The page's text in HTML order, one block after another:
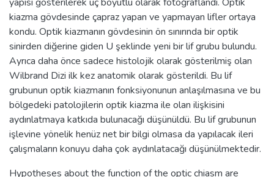
kiazma gövdesinde çapraz yapan ve yapmayan lifler ortaya
kondu. Optik kiazmanın gövdesinin ön sınırında bir optik
sinirden diğerine giden U şeklinde yeni bir lif grubu bulundu.
Ayrıca daha önce sadece histolojik olarak gösterilmiş olan
Wilbrand Dizi ilk kez anatomik olarak gösterildi. Bu lif
grubunun optik kiazmanın fonksiyonunun anlaşılmasına ve bu
bölgedeki patolojilerin optik kiazma ile olan ilişkisini
aydınlatmaya katkıda bulunacağı düşünüldü. Bu lif grubunun
işlevine yönelik henüz net bir bilgi olmasa da yapılacak ileri
çalışmaların konuyu daha çok aydınlatacağı düşünülmektedir.
Hypotheses about the function of the optic chiasm are